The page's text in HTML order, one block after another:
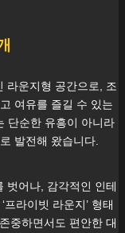
라운지형 공간으로, 조
여유를 즐길 수 있는
단순한 유흥이 아니라
발전해 왔습니다.
벗어나, 감각적인 인테
라이빗 라운지’ 형태
중하면서도 편안한 대